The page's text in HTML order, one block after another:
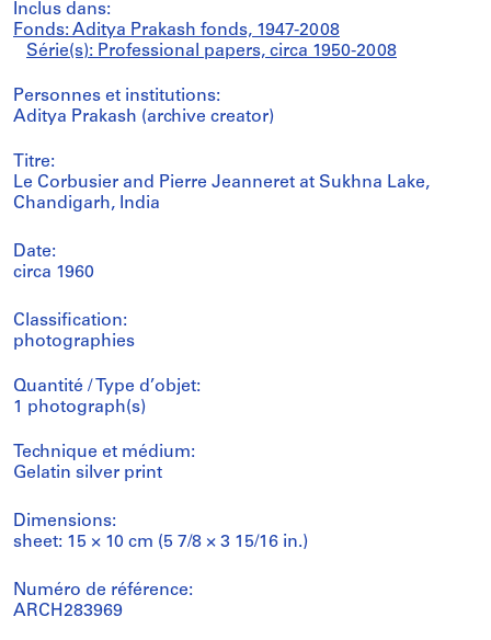
Inclus dans:
Fonds: Aditya Prakash fonds, 1947-2008
Série(s): Professional papers, circa 1950-2008
Personnes et institutions:
Aditya Prakash (archive creator)
Titre:
Le Corbusier and Pierre Jeanneret at Sukhna Lake,
Chandigarh, India
Date:
circa 1960
Classification:
photographies
Quantité / Type d’objet:
1 photograph(s)
Technique et médium:
Gelatin silver print
Dimensions:
sheet: 15 × 10 cm (5 7/8 × 3 15/16 in.)
Numéro de référence:
ARCH283969